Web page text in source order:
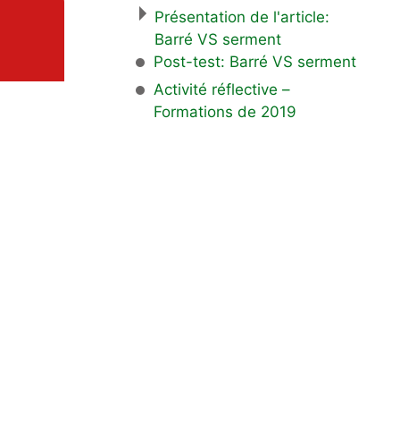
Présentation de l'article:
Barré VS serment
Post-test: Barré VS serment
Activité réflective –
Formations de 2019